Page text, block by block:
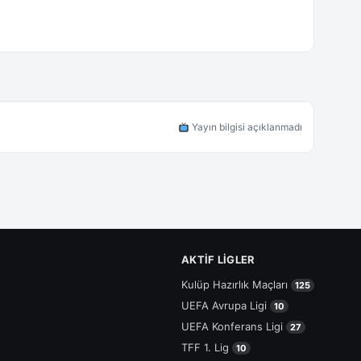
Yayın bilgisi açıklanmadı
AKTIF LIGLER
Kulüp Hazırlık Maçları
125
UEFA Avrupa Ligi 10
UEFA Konferans Ligi 27
TFF 1. Lig 10